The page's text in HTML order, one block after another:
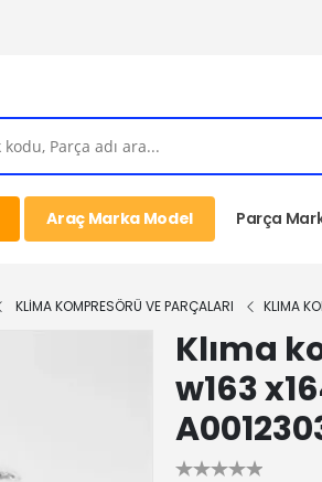
Araç Marka Model Parça
KLİMA KOMPRESÖRÜ VE PARÇALARI KLIMA
Klıma
w163